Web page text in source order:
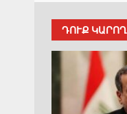
ԴՈՒՔ